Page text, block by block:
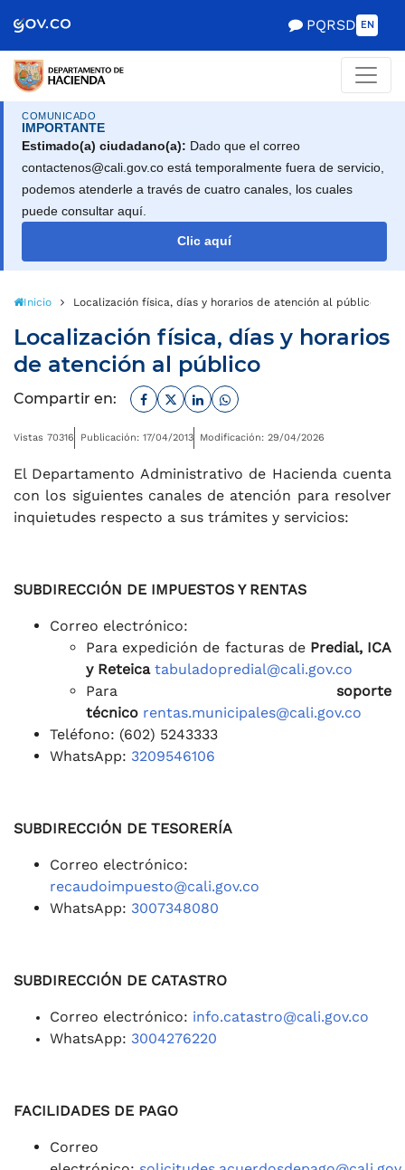
de Gobierno
PQRSD EN
COMUNICADO
IMPORTANTE
Estimado(a) ciudadano(a): Dado que el correo
contactenos@cali.gov.co está temporalmente fuera de servicio,
podemos atenderle a través de cuatro canales, los cuales
puede consultar aquí.
Clic aquí
Inicio Localización física, días y horarios de atención al público
Localización física, días y horarios
de atención al público
Compartir en: Facebook
TwitterLinkedinWhatsapp
Vistas 70316 Publicación: 17/04/2013 Modificación: 29/04/2026
El Departamento Administrativo de Hacienda cuenta
con los siguientes canales de atención para resolver
inquietudes respecto a sus trámites y servicios:
SUBDIRECCIÓN DE IMPUESTOS Y RENTAS
Correo electrónico:
Para expedición de facturas de Predial, ICA
y Reteica tabuladopredial@cali.gov.co
Para soporte
técnico rentas.municipales@cali.gov.co
Teléfono: (602) 5243333
WhatsApp: 3209546106
SUBDIRECCIÓN DE TESORERÍA
Correo electrónico:
recaudoimpuesto@cali.gov.co
WhatsApp: 3007348080
SUBDIRECCIÓN DE CATASTRO
Correo electrónico: info.catastro@cali.gov.co
WhatsApp: 3004276220
FACILIDADES DE PAGO
Correo